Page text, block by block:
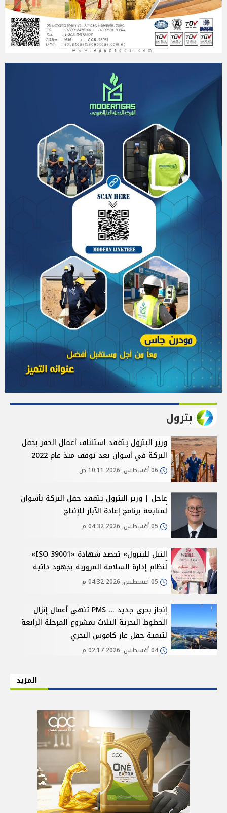
بترول
وزير البترول يتفقد استئناف أعمال الحفر بحقل
البركة في أسوان بعد توقف منذ عام 2022
عاجل | وزير البترول يتفقد حقل البركة بأسوان
لمتابعة برنامج إعادة الآبار للإنتاج
النيل للبترول» تحصد شهادة «ISO 39001»
لنظام إدارة السلامة المرورية بجهود ذاتية
إنجاز بحري جديد ... PMS تنهي أعمال إنزال
الخطوط البحرية الثلاث بمشروع المرحلة الرابعة
لتنمية حقل غاز كاموس البحري
المزيد